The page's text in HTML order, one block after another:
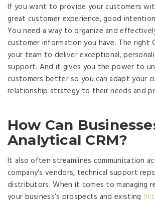
If you want to provide your customers
great customer experience, good
You need a way to organize and
customer information you have. The right
your team to deliver exceptional,
support. And it gives you the power to
customers better so you can adapt your
relationship strategy to their needs and
How Can
Analytical CRM?
It also often streamlines communication
company’s vendors, technical support
distributors. When it comes to managing
your business’s prospects and existing